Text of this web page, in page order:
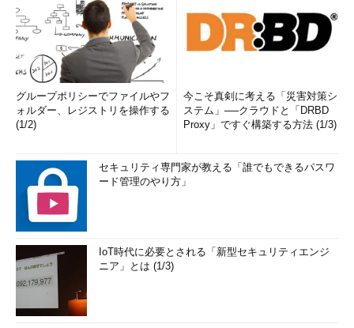
グループポリシーでファイルやフ
ォルダー、レジストリを操作する
(1/2)
今こそ真剣に考える「災害対策シ
ステム」──クラウドと「DRBD
Proxy」ですぐ構築する方法 (1/3)
セキュリティ専門家が教える「誰でもできるパスワ
ード管理のやり方」
IoT時代に必要とされる「新型セキュリティエンジ
ニア」とは (1/3)